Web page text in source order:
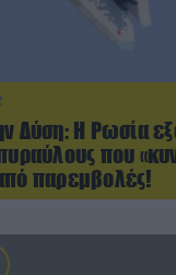
Δύση: H Ρωσία
που
παρεμβολές!